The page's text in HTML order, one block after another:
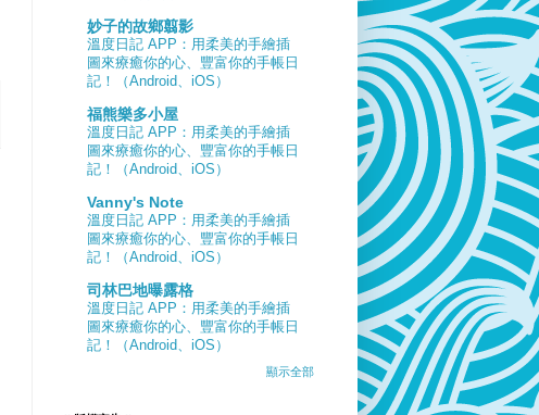
妙子的故鄉翦影
溫度日記 APP：用柔美的手繪插
圖來療癒你的心、豐富你的手帳日
記！（Android、iOS）
福熊樂多小屋
溫度日記 APP：用柔美的手繪插
圖來療癒你的心、豐富你的手帳日
記！（Android、iOS）
Vanny's Note
溫度日記 APP：用柔美的手繪插
圖來療癒你的心、豐富你的手帳日
記！（Android、iOS）
司林巴地曝露格
溫度日記 APP：用柔美的手繪插
圖來療癒你的心、豐富你的手帳日
記！（Android、iOS）
顯示全部